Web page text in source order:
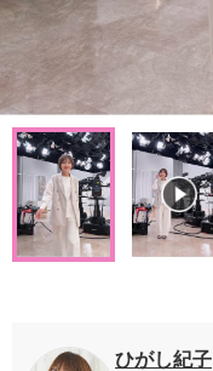
ひがし紀子